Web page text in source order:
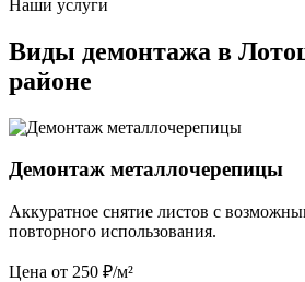
Наши услуги
Виды демонтажа в
районе
Демонтаж металлочерепицы
Аккуратное снятие листов с
повторного использования.
Цена от 250 ₽/м²